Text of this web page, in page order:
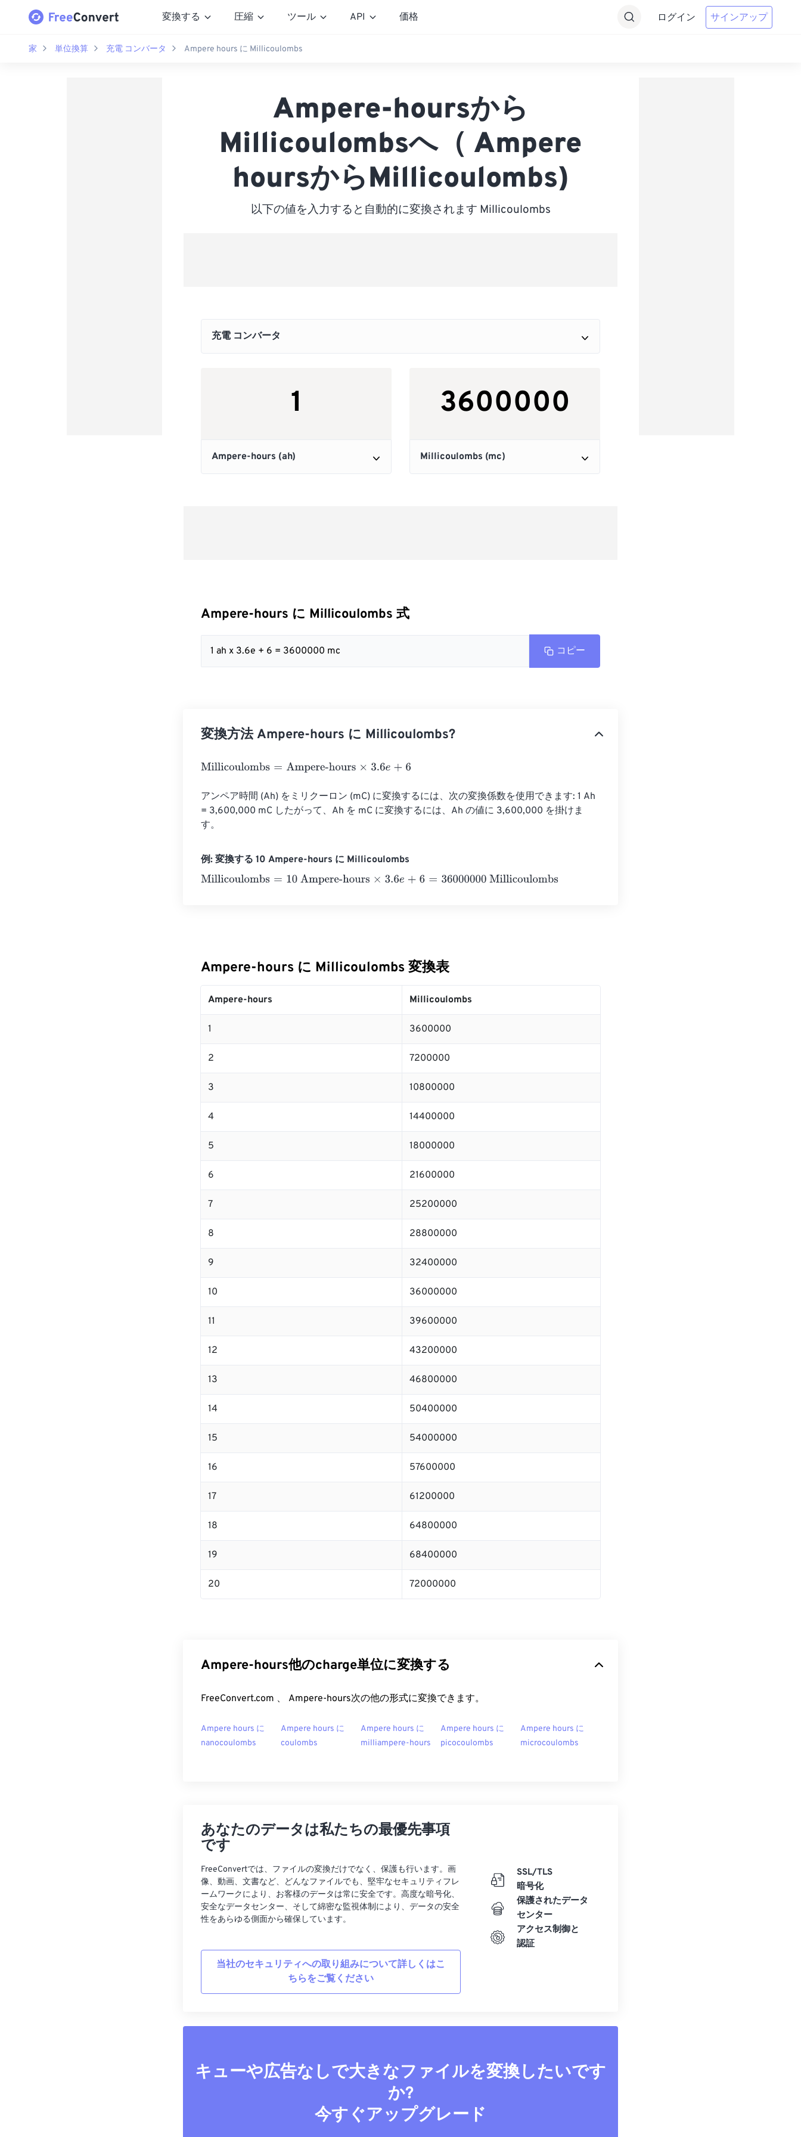
変換する 圧縮 ツール API 価格 ログイン サインアップ
家 単位換算 充電 コンバータ Ampere hours に Millicoulombs
Ampere-hoursから
Millicoulombsへ（ Ampere
hoursからMillicoulombs)
以下の値を入力すると自動的に変換されます Millicoulombs
Ampere-hours に Millicoulombs 式
1 ah x 3.6e + 6 = 3600000 mc コピー
変換方法 Ampere-hours に Millicoulombs?
Millicoulombs=Ampere-hours×3.6e+ 6
アンペア時間 (Ah) をミリクーロン (mC) に変換するには、次の変換係数を使用できます: 1 Ah
= 3,600,000 mC したがって、Ah を mC に変換するには、Ah の値に 3,600,000 を掛けま
す。
例: 変換する 10 Ampere-hours に Millicoulombs
Millicoulombs=10 Ampere-hours×3.6e+ 6= 36000000 Millicoulombs
Ampere-hours に Millicoulombs 変換表
Ampere-hours Millicoulombs
1 3600000
2 7200000
3 10800000
4 14400000
5 18000000
6 21600000
7 25200000
8 28800000
9 32400000
10 36000000
11 39600000
12 43200000
13 46800000
14 50400000
15 54000000
16 57600000
17 61200000
18 64800000
19 68400000
20 72000000
Ampere-hours他のcharge単位に変換する
FreeConvert.com 、 Ampere-hours次の他の形式に変換できます。
Ampere hours に
nanocoulombs
Ampere hours に
coulombs
Ampere hours に
milliampere-hours
Ampere hours に
picocoulombs
Ampere hours に
microcoulombs
あなたのデータは私たちの最優先事項
です
FreeConvertでは、ファイルの変換だけでなく、保護も行います。画
像、動画、文書など、どんなファイルでも、堅牢なセキュリティフレ
ームワークにより、お客様のデータは常に安全です。高度な暗号化、
安全なデータセンター、そして綿密な監視体制により、データの安全
性をあらゆる側面から確保しています。
当社のセキュリティへの取り組みについて詳しくはこ
ちらをご覧ください
SSL/TLS
暗号化
保護されたデータ
センター
アクセス制御と
認証
キューや広告なしで大きなファイルを変換したいです
か?
今すぐアップグレード